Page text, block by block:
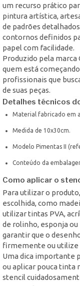
um recurso prático
pintura artística,
de padrões
contornos definidos
papel com facilidade.
Produzido pela
quem está
profissionais que
de suas peças.
Detalhes técnicos
Material fabricado em
Medida de 10x30cm.
Modelo Pimentas II
Conteúdo da
Como aplicar o
Para utilizar o
escolhida, como
utilizar tintas PVA,
de rolinho, esponja
garantir que o
firmemente ou utilize
Uma dica importante
ou aplicar pouca tinta
stencil